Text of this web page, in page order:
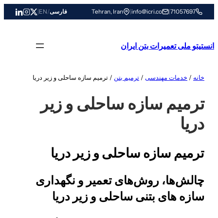
به
71057697
|
info@icri.co
|
Tehran, Iran فارسی/
EN
|
انستیتو ملی تعمیرات بتن ایران
خانه / خدمات مهندسی / ترمیم بتن / ترمیم سازه ساحلی و زیر دریا
ترمیم سازه ساحلی و زیر
دریا
ترمیم سازه ساحلی و زیر دریا
چالش‌ها، روش‌های تعمیر و نگهداری
سازه های بتنی ساحلی و زیر دریا